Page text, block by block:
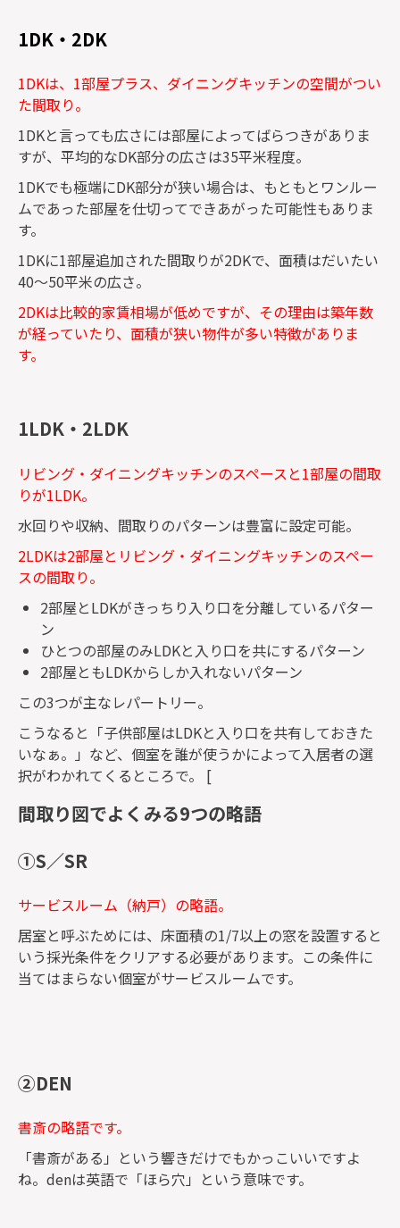
1DK・2DK
1DKは、1部屋プラス、ダイニングキッチンの空間がつい
た間取り。
1DKと言っても広さには部屋によってばらつきがありま
すが、平均的なDK部分の広さは35平米程度。
1DKでも極端にDK部分が狭い場合は、もともとワンルー
ムであった部屋を仕切ってできあがった可能性もありま
す。
1DKに1部屋追加された間取りが2DKで、面積はだいたい
40〜50平米の広さ。
2DKは比較的家賃相場が低めですが、その理由は築年数
が経っていたり、面積が狭い物件が多い特徴がありま
す。
1LDK・2LDK
リビング・ダイニングキッチンのスペースと1部屋の間取
りが1LDK。
水回りや収納、間取りのパターンは豊富に設定可能。
2LDKは2部屋とリビング・ダイニングキッチンのスペー
スの間取り。
2部屋とLDKがきっちり入り口を分離しているパター
ン
ひとつの部屋のみLDKと入り口を共にするパターン
2部屋ともLDKからしか入れないパターン
この3つが主なレパートリー。
こうなると「子供部屋はLDKと入り口を共有しておきた
いなぁ。」など、個室を誰が使うかによって入居者の選
択がわかれてくるところで。 [
間取り図でよくみる9つの略語
①S／SR
サービスルーム（納戸）の略語。
居室と呼ぶためには、床面積の1/7以上の窓を設置すると
いう採光条件をクリアする必要があります。この条件に
当てはまらない個室がサービスルームです。
②DEN
書斎の略語です。
「書斎がある」という響きだけでもかっこいいですよ
ね。denは英語で「ほら穴」という意味です。